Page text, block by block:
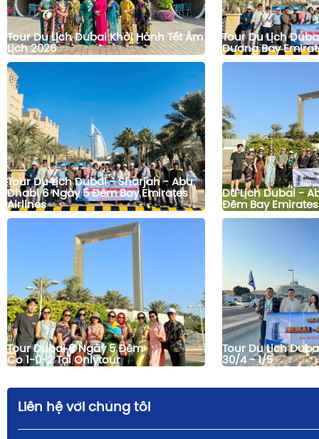
Tour Du Lịch Dubai Khởi Hành Tết Âm
Lịch 2026
Tour Du Lịch
Dương Bay
Tour Du Lịch Dubai - Sharjah - Abu
Dhabi 6 Ngày 5 Đêm Bay Emirates
Airlines
Du Lịch Dubai -
Đêm Bay
Tour Dubai 6 Ngày 5 Đêm
Có 1-0-2 Tại Onlytour
Tour Du Lịch
30/4 - 1/5
Liên hệ với chúng tôi